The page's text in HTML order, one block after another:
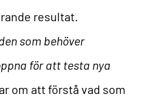
resultat.
som behöver
för att testa nya
om att förstå vad som